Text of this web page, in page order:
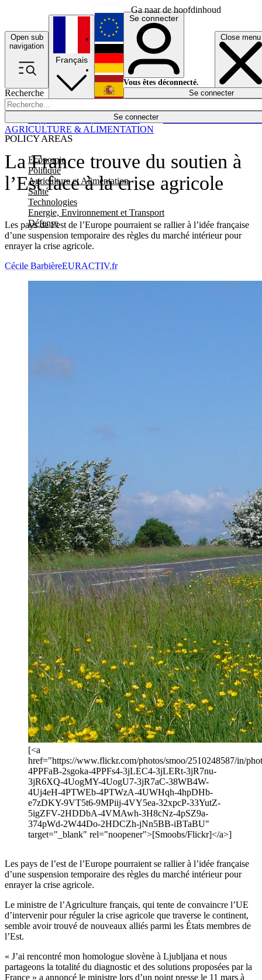
Ga naar de hoofdinhoud
Open sub
navigation
Close menu
Recherche
Se connecter
POLICY AREAS
Economie
Politique
Agriculture et Alimentation
Santé
Technologies
Energie, Environnement et Transport
Défense
Économie
Français
English
Deutsch
Español
Se connecter
Vous êtes déconnecté.
Se connecter
La France trouve du soutien à
l’Est face à la crise agricole
Les pays de l’est de l’Europe pourraient se rallier à l’idée française
d’une suspension temporaire des règles du marché intérieur pour
enrayer la crise agricole.
AGRICULTURE & ALIMENTATION
Cécile BarbièreEURACTIV.fr
[<a
href="https://www.flickr.com/photos/smoo/2510248587/in/
4PPFaB-2sgoka-4PPFs4-3jLEC4-3jLERt-3jR7nu-
3jR6XQ-4UogMY-4UogU7-3jR7aC-38WB4W-
4Uj4eH-4PTWEb-4PTWzA-4UWHqh-4hpDHb-
e7zDKY-9VT5t6-9MPiij-4VY5ea-32xpcP-33YutZ-
5igZFV-2HDDbA-4VMAwh-3H8cNz-4pSZ9a-
374pWd-2W44Do-2HDCZh-jNn5BB-iBTaBU"
target="_blank" rel="noopener">[Smoobs/Flickr]</a>]
Les pays de l’est de l’Europe pourraient se rallier à l’idée française
d’une suspension temporaire des règles du marché intérieur pour
enrayer la crise agricole.
Le ministre de l’Agriculture français, qui tente de convaincre l’UE
d’intervenir pour réguler la crise agricole que traverse le continent,
semble avoir trouvé de nouveaux alliés parmi les États membres de
l’Est.
« J’ai rencontré mon homologue slovène à Ljubljana et nous
partageons la totalité du diagnostic et des solutions proposées par la
France » a annoncé le ministre lors d’un point presse le 11 mars à